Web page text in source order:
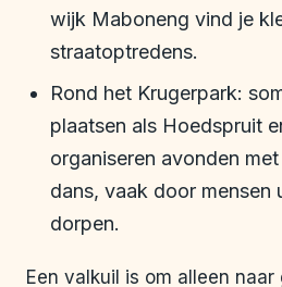
wijk Maboneng vind je
straatoptredens.
Rond het Krugerpark:
plaatsen als Hoedspruit
organiseren avonden
dans, vaak door mensen
dorpen.
Een valkuil is om alleen